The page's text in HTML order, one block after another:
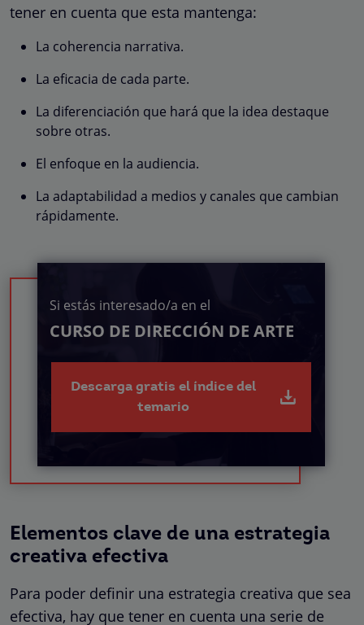
tener en cuenta que esta mantenga:
La coherencia narrativa.
La eficacia de cada parte.
La diferenciación que hará que la idea destaque
sobre otras.
El enfoque en la audiencia.
La adaptabilidad a medios y canales que cambian
rápidamente.
Si estás interesado/a en el
CURSO DE DIRECCIÓN DE ARTE
Descarga gratis el índice del
temario
Elementos clave de una estrategia
creativa efectiva
Para poder definir una estrategia creativa que sea
efectiva, hay que tener en cuenta una serie de